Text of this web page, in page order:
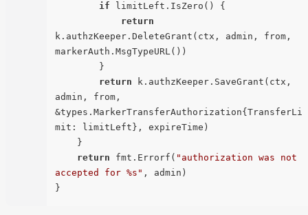
if limitLeft.IsZero() {
return
k.authzKeeper.DeleteGrant(ctx, admin, from,
markerAuth.MsgTypeURL())
return k.authzKeeper.SaveGrant(ctx,
admin, from,
&types.MarkerTransferAuthorization{TransferLi
mit: limitLeft}, expireTime)
return fmt.Errorf( "authorization was not
accepted for %s" , admin)